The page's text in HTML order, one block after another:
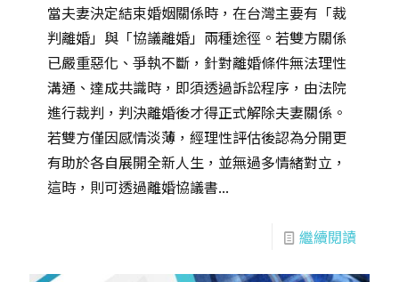
當夫妻決定結束婚姻關係時，在台灣主要有「裁
判離婚」與「協議離婚」兩種途徑。若雙方關係
已嚴重惡化、爭執不斷，針對離婚條件無法理性
溝通、達成共識時，即須透過訴訟程序，由法院
進行裁判，判決離婚後才得正式解除夫妻關係。
若雙方僅因感情淡薄，經理性評估後認為分開更
有助於各自展開全新人生，並無過多情緒對立，
這時，則可透過離婚協議書...
繼續閱讀